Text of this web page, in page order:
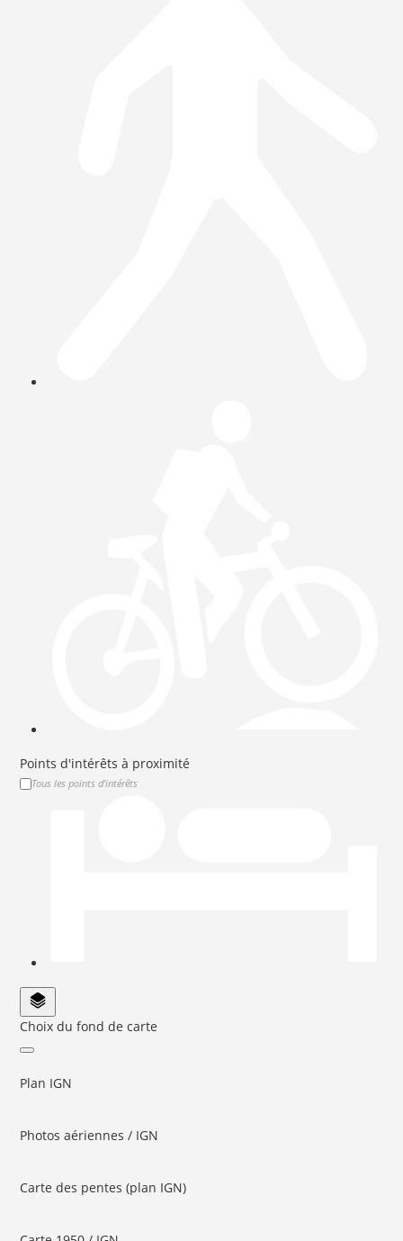
Points d'intérêts à proximité
Tous les points d'intérêts
Choix du fond de carte
Plan IGN
Photos aériennes / IGN
Carte des pentes (plan IGN)